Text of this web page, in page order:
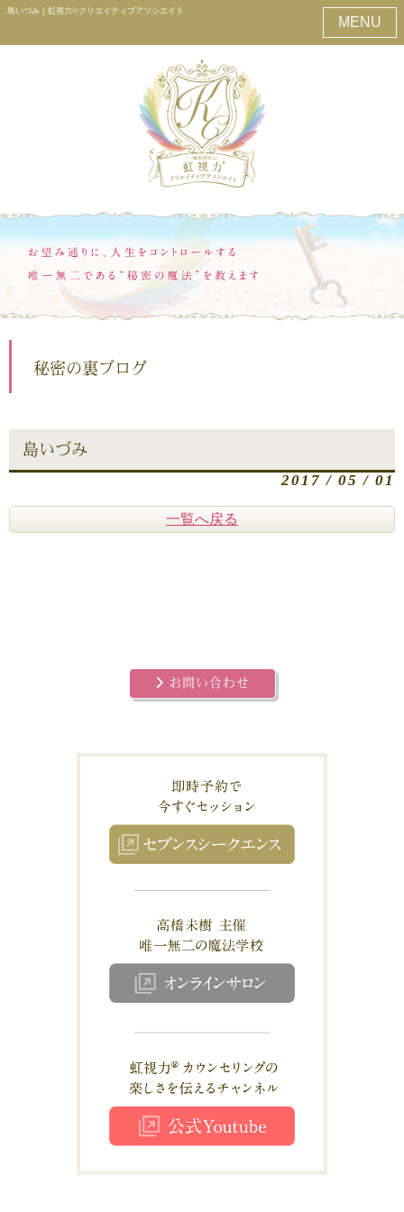
島いづみ | 虹視力®クリエイティブアソシエイト
MENU
秘密の裏ブログ
島いづみ
2017 / 05 / 01
一覧へ戻る
お問い合わせ